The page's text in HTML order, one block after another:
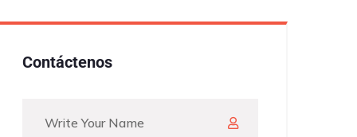
Contáctenos